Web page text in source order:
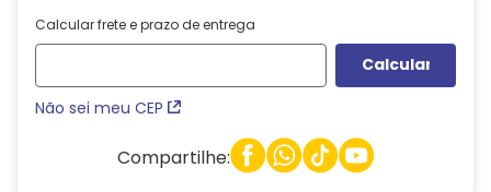
Calcular frete e prazo de entrega
Não sei meu CEP
Compartilhe: